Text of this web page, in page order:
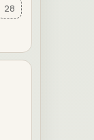
28